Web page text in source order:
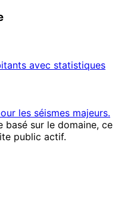
avec statistiques
les séismes majeurs.
basé sur le domaine, ce
public actif.